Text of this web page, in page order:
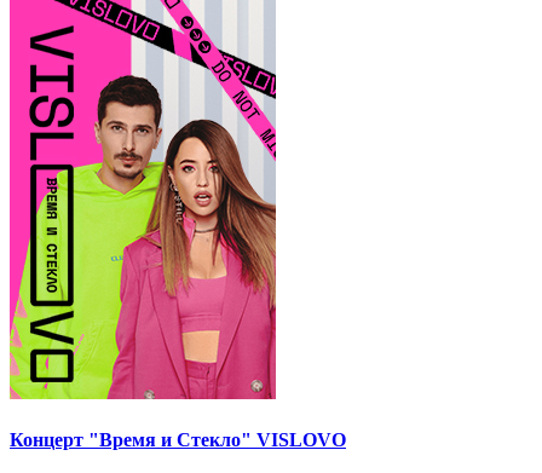
Концерт "Время и Стекло" VISLOVO